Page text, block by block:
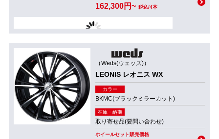
162,300円~ 税込/4本
（Weds(ウェッズ)）
LEONIS レオニス WX
カラー
BKMC(ブラックミラーカット)
在庫・納期
取り寄せ品(要問い合わせ)
ホイールセット販売価格